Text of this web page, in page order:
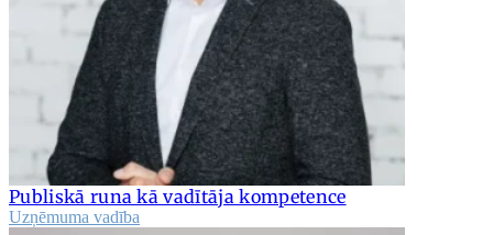
Publiskā runa kā vadītāja kompetence
Uzņēmuma vadība